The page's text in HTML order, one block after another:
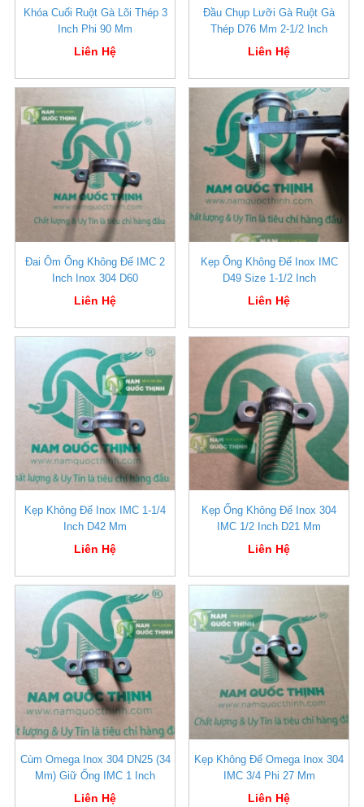
Khóa Cuối Ruột Gà Lõi Thép 3
Inch Phi 90 Mm
Liên Hệ
Đầu Chụp Lưỡi Gà Ruột Gà
Thép D76 Mm 2-1/2 Inch
Liên Hệ
Đai Ôm Ống Không Đế IMC 2
Inch Inox 304 D60
Liên Hệ
Kẹp Ống Không Đế Inox IMC
D49 Size 1-1/2 Inch
Liên Hệ
Kẹp Không Đế Inox IMC 1-1/4
Inch D42 Mm
Liên Hệ
Kẹp Ống Không Đế Inox 304
IMC 1/2 Inch D21 Mm
Liên Hệ
Cùm Omega Inox 304 DN25 (34
Mm) Giữ Ống IMC 1 Inch
Liên Hệ
Kẹp Không Đế Omega Inox 304
IMC 3/4 Phi 27 Mm
Liên Hệ